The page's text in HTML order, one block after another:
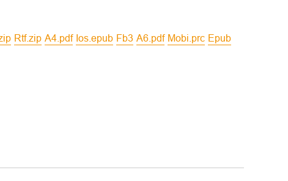
rtf.zip a4.pdf ios.epub fb3 a6.pdf mobi.prc epub